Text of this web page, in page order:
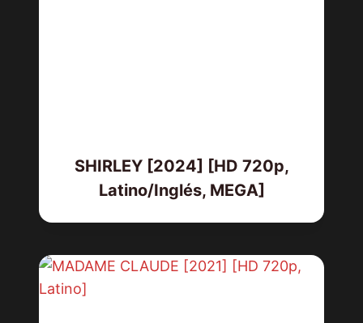
SHIRLEY [2024] [HD 720p,
Latino/Inglés, MEGA]